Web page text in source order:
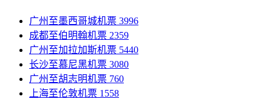
广州至墨西哥城机票 3996
成都至伯明翰机票 2359
广州至加拉加斯机票 5440
长沙至慕尼黑机票 3080
广州至胡志明机票 760
上海至伦敦机票 1558